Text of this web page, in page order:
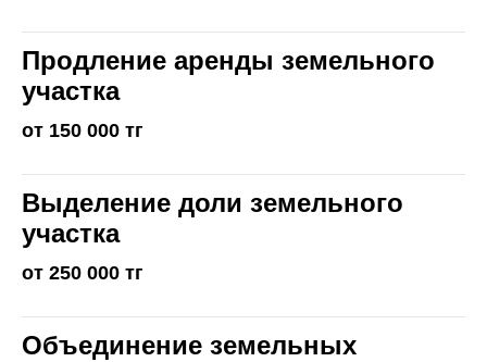
Продление аренды земельного
участка
от 150 000 тг
Выделение доли земельного
участка
от 250 000 тг
Объединение земельных